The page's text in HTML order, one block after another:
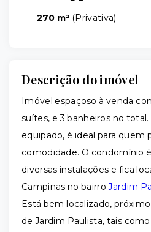
270 m² (Privativa)
Descrição do imóvel
Imóvel espaçoso à venda
suítes, e 3 banheiros no
equipado, é ideal para quem
comodidade. O condomínio
diversas instalações e fica
Campinas no bairroJardim
Está bem localizado,
de Jardim Paulista, tais como